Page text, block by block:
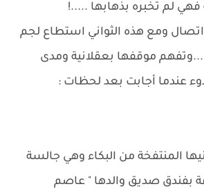
لم تخبره بذهابها .....!
ومع هذه الثواني استطاع لجم
موقفها بعقلانية ومدى
عندما أجابت بعد لحظات :
المنتفخة من البكاء وهي جالسة
بفندق صديق والدها " عاصم